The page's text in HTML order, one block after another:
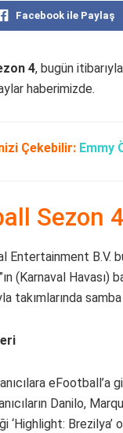
Facebook ile Paylaş
4, bugün
haberimizde.
Çekebilir: Emmy
Sezon
Entertainment B.V.
(Karnaval Havası)
takımlarında
eFootball’a
Danilo,
‘Highlight: Brezilya’